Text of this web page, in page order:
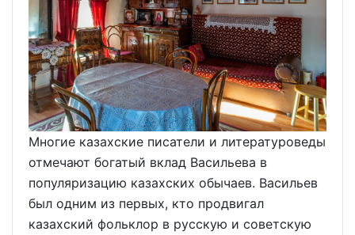
Многие казахские писатели и литературоведы
отмечают богатый вклад Васильева в
популяризацию казахских обычаев. Васильев
был одним из первых, кто продвигал
казахский фольклор в русскую и советскую